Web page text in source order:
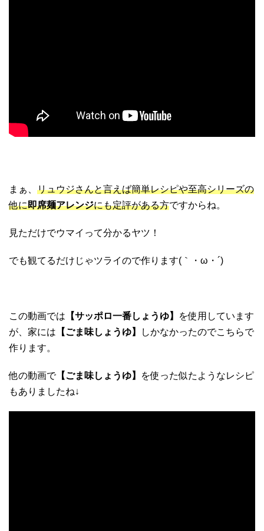
まぁ、 リュウジさんと言えば簡単レシピや至高シリーズの
他に即席麺アレンジにも定評がある方ですからね。
見ただけでウマイって分かるヤツ！
でも観てるだけじゃツライので作ります(｀・ω・´)ゞ
この動画では 【サッポロ一番しょうゆ】
を使用しています
が、家には 【ごま味しょうゆ】
しかなかったのでこちらで
作ります。
他の動画で【ごま味しょうゆ】
を使った似たようなレシピ
もありましたね↓